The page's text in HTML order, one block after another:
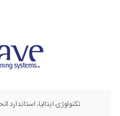
تکنولوژی ایتالیا، استاندارد